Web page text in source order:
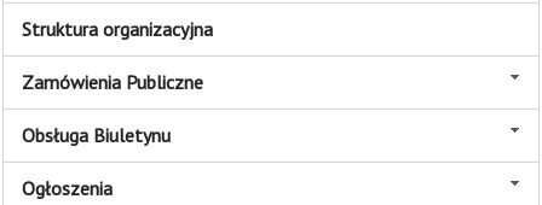
Struktura organizacyjna
Zamówienia Publiczne
Obsługa Biuletynu
Ogłoszenia